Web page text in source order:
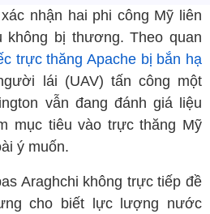
nhận hai phi công Mỹ liên
không bị thương. Theo quan
trực thăng Apache bị bắn hạ
lái (UAV) tấn công một
vẫn đang đánh giá liệu
mục tiêu vào trực thăng Mỹ
ý muốn.
Araghchi không trực tiếp đề
cho biết lực lượng nước